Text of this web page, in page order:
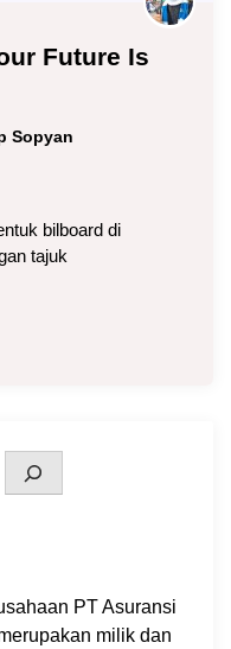
Future Is
Sopyan
bilboard di
tajuk
PT Asuransi
milik dan